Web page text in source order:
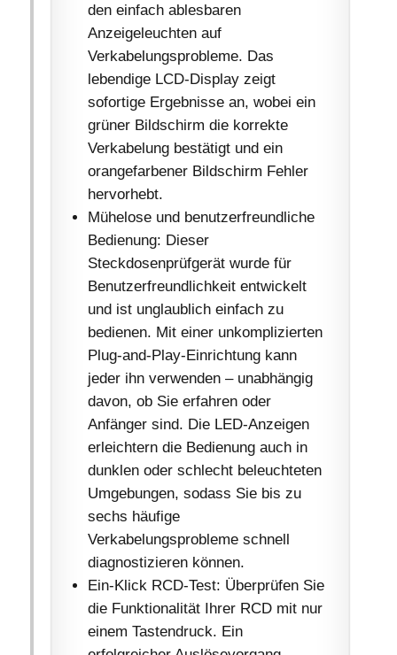
den einfach ablesbaren
Anzeigeleuchten auf
Verkabelungsprobleme. Das
lebendige LCD-Display zeigt
sofortige Ergebnisse an, wobei ein
grüner Bildschirm die korrekte
Verkabelung bestätigt und ein
orangefarbener Bildschirm Fehler
hervorhebt.
Mühelose und benutzerfreundliche
Bedienung: Dieser
Steckdosenprüfgerät wurde für
Benutzerfreundlichkeit entwickelt
und ist unglaublich einfach zu
bedienen. Mit einer unkomplizierten
Plug-and-Play-Einrichtung kann
jeder ihn verwenden – unabhängig
davon, ob Sie erfahren oder
Anfänger sind. Die LED-Anzeigen
erleichtern die Bedienung auch in
dunklen oder schlecht beleuchteten
Umgebungen, sodass Sie bis zu
sechs häufige
Verkabelungsprobleme schnell
diagnostizieren können.
Ein-Klick RCD-Test: Überprüfen Sie
die Funktionalität Ihrer RCD mit nur
einem Tastendruck. Ein